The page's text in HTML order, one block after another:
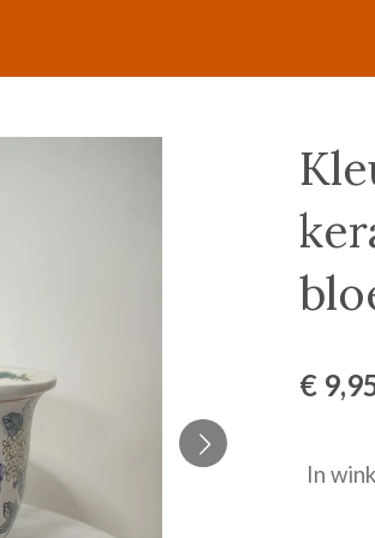
€
In